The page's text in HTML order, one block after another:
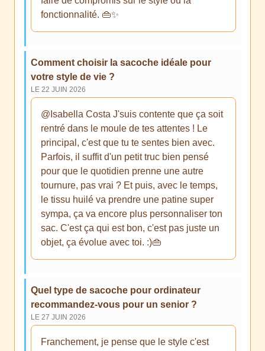
fonctionnalité. 👜✨
Comment choisir la sacoche idéale pour
votre style de vie ?
LE 22 JUIN 2026
@Isabella Costa J'suis contente que ça soit
rentré dans le moule de tes attentes ! Le
principal, c'est que tu te sentes bien avec.
Parfois, il suffit d'un petit truc bien pensé
pour que le quotidien prenne une autre
tournure, pas vrai ? Et puis, avec le temps,
le tissu huilé va prendre une patine super
sympa, ça va encore plus personnaliser ton
sac. C'est ça qui est bon, c'est pas juste un
objet, ça évolue avec toi. :)👜
Quel type de sacoche pour ordinateur
recommandez-vous pour un senior ?
LE 27 JUIN 2026
Franchement, je pense que le style c'est